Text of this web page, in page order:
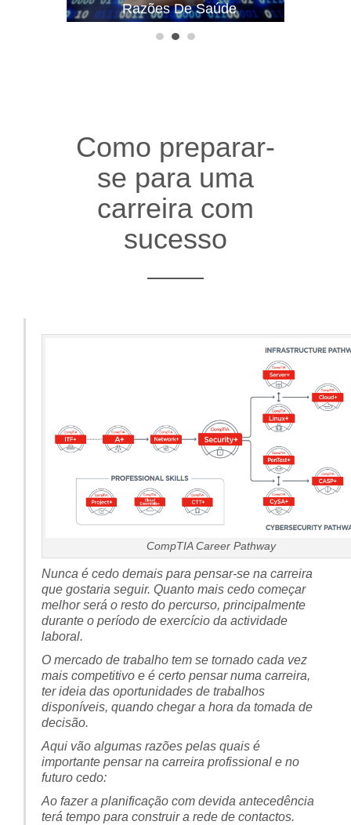
Razões De Saúde
Como preparar-
se para uma
carreira com
sucesso
CompTIA Career Pathway
Nunca é cedo demais para pensar-se na carreira
que gostaria seguir. Quanto mais cedo começar
melhor será o resto do percurso, principalmente
durante o período de exercício da actividade
laboral.
O mercado de trabalho tem se tornado cada vez
mais competitivo e é certo pensar numa carreira,
ter ideia das oportunidades de trabalhos
disponíveis, quando chegar a hora da tomada de
decisão.
Aqui vão algumas razões pelas quais é
importante pensar na carreira profissional e no
futuro cedo:
Ao fazer a planificação com devida antecedência
terá tempo para construir a rede de contactos.